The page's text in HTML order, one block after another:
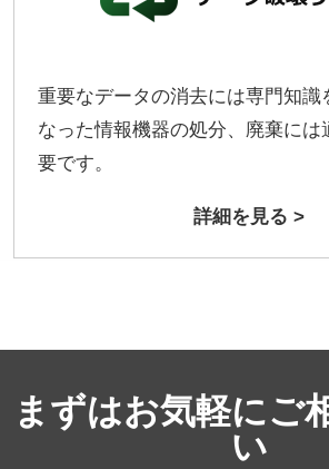
重要なデータの消去には専門知識
なった情報機器の処分、廃棄には
要です。
詳細を見る >
まずはお気軽にご
い